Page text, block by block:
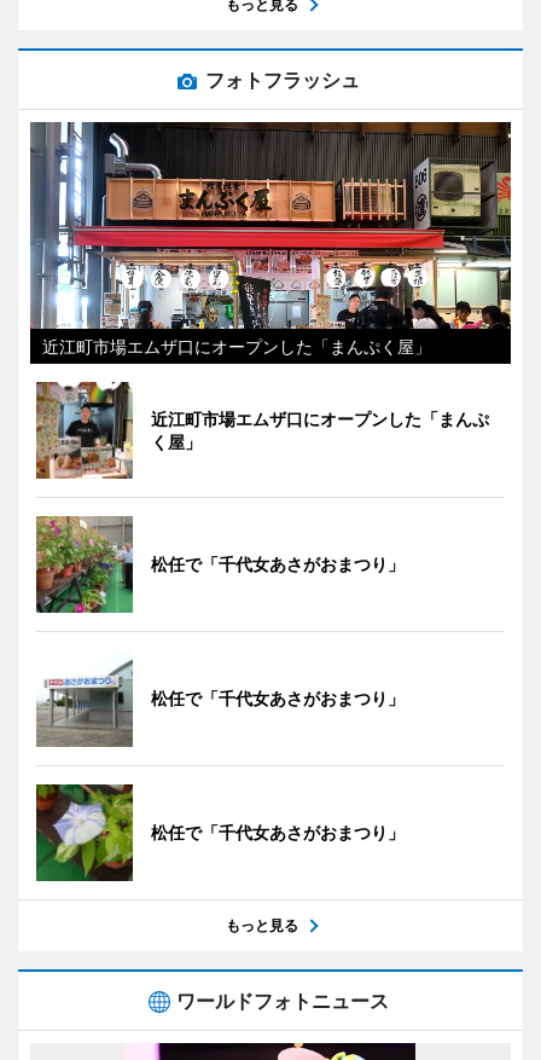
もっと見る
フォトフラッシュ
近江町市場エムザ口にオープンした「まんぷく屋」
近江町市場エムザ口にオープンした「まんぷ
く屋」
松任で「千代女あさがおまつり」
松任で「千代女あさがおまつり」
松任で「千代女あさがおまつり」
もっと見る
ワールドフォトニュース